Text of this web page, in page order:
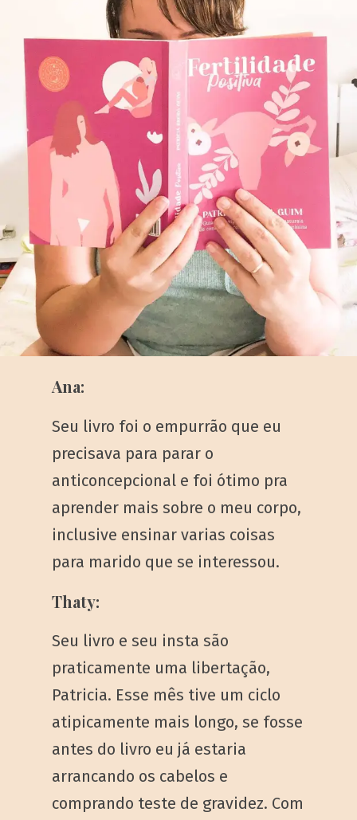
Ana:
Seu livro foi o empurrão que eu
precisava para parar o
anticoncepcional e foi ótimo pra
aprender mais sobre o meu corpo,
inclusive ensinar varias coisas
para marido que se interessou.
Thaty:
Seu livro e seu insta são
praticamente uma libertação,
Patricia. Esse mês tive um ciclo
atipicamente mais longo, se fosse
antes do livro eu já estaria
arrancando os cabelos e
comprando teste de gravidez. Com